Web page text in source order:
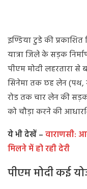
पीएम
इण्डिया टुडे की प्रकाशित
यात्रा जिले के सड़क
पीएम मोदी लहरतारा से
सिनेमा तक छह लेन (पथ,
रोड तक चार लेन की
को चौड़ा करने की
ये भी देखें –वाराणसी:
मिलने में हो रही देरी
पीएम मोदी कई